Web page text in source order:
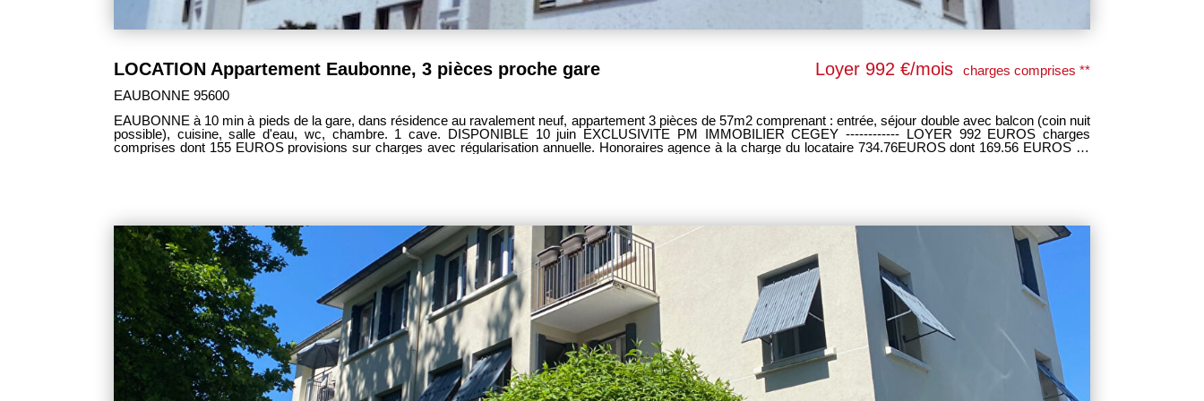
LOCATION Appartement Eaubonne, 3 pièces proche gare Loyer 992 €/mois
charges comprises **
EAUBONNE 95600
EAUBONNE à 10 min à pieds de la gare, dans résidence au ravalement neuf, appartement 3 pièces de 57m2 comprenant : entrée, séjour double avec balcon (coin nuit
possible), cuisine, salle d'eau, wc, chambre. 1 cave. DISPONIBLE 10 juin EXCLUSIVITE PM IMMOBILIER CEGEY ------------ LOYER 992 EUROS charges
comprises dont 155 EUROS provisions sur charges avec régularisation annuelle. Honoraires agence à la charge du locataire 734.76EUROS dont 169.56 EUROS ttc